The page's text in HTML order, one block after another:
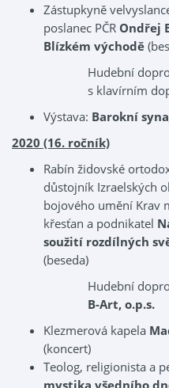
Zástupkyně
poslanec PČR Ondřej
Blízkém východě
Hudební
s klavírním
Výstava: Barokní
2020 (16. ročník)
Rabín židovské
důstojník Izraelských
bojového umění Krav
křesťan a podnikatel
soužití rozdílných
(beseda)
Hudební
B-Art, o.p.s.
Klezmerová kapela
(koncert)
Teolog, religionista a
mystika všedního